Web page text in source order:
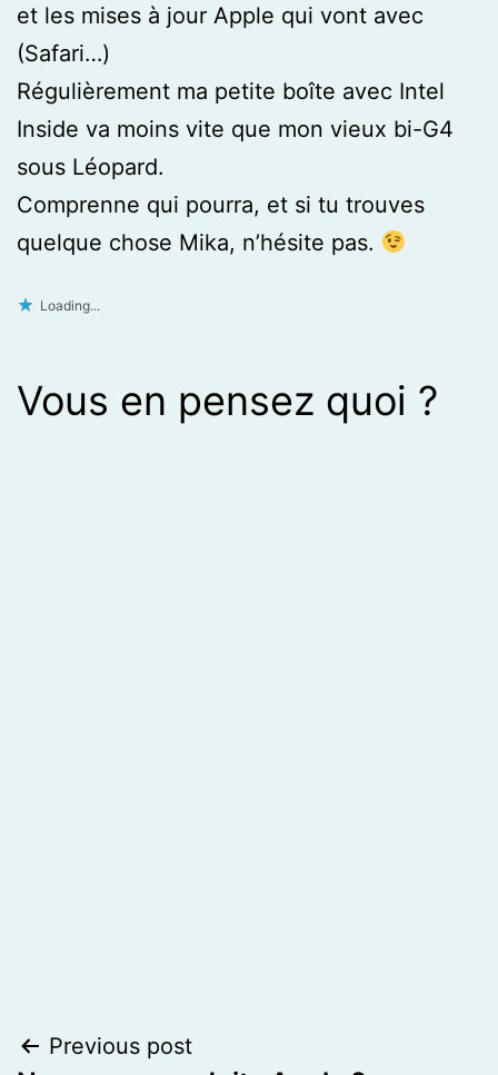
et les mises à jour Apple qui vont avec
(Safari…)
Régulièrement ma petite boîte avec Intel
Inside va moins vite que mon vieux bi-G4
sous Léopard.
Comprenne qui pourra, et si tu trouves
quelque chose Mika, n’hésite pas.
Loading...
Vous en pensez quoi ?
Post
Previous post